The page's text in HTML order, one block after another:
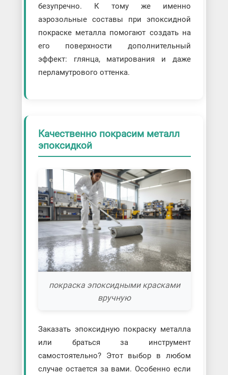
безупречно. К тому же именно
аэрозольные составы при эпоксидной
покраске металла помогают создать на
его поверхности дополнительный
эффект: глянца, матирования и даже
перламутрового оттенка.
Качественно покрасим металл
эпоксидкой
покраска эпоксидными красками
вручную
Заказать эпоксидную покраску металла
или браться за инструмент
самостоятельно? Этот выбор в любом
случае остается за вами. Особенно если